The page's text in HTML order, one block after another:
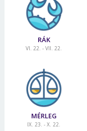
RÁK
VI. 22. - VII. 22.
MÉRLEG
IX. 23. - X. 22.